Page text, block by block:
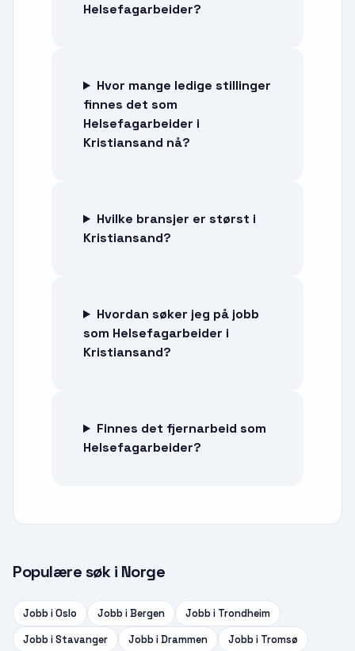
Helsefagarbeider?
Hvor mange ledige stillinger
finnes det som
Helsefagarbeider i
Kristiansand nå?
Hvilke bransjer er størst i
Kristiansand?
Hvordan søker jeg på jobb
som Helsefagarbeider i
Kristiansand?
Finnes det fjernarbeid som
Helsefagarbeider?
Populære søk i Norge
Jobb iOslo Jobb iBergen Jobb i Trondheim
Jobb iStavanger Jobb iDrammen Jobb i Tromsø